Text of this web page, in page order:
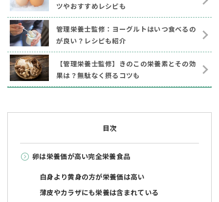
ツやおすすめレシピも
管理栄養士監修：ヨーグルトはいつ食べるの
が良い？レシピも紹介
【管理栄養士監修】きのこの栄養素とその効
果は？無駄なく摂るコツも
目次
卵は栄養価が高い完全栄養食品
白身より黄身の方が栄養価は高い
薄皮やカラザにも栄養は含まれている